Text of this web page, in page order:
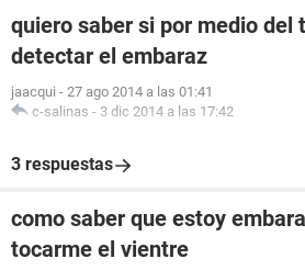
quiero saber si por medio del
detectar el embaraz
jaacqui - 27 ago 2014 a las 01:41
c-salinas - 3 dic 2014 a las 17:42
3 respuestas
como saber que estoy
tocarme el vientre